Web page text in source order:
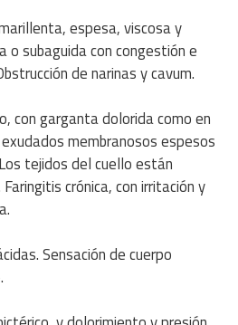
espesa, viscosa y
o subaguida con congestión e
de narinas y cavum.
con garganta dolorida como en
membranosos espesos
tejidos del cuello están
crónica, con irritación y
Sensación de cuerpo